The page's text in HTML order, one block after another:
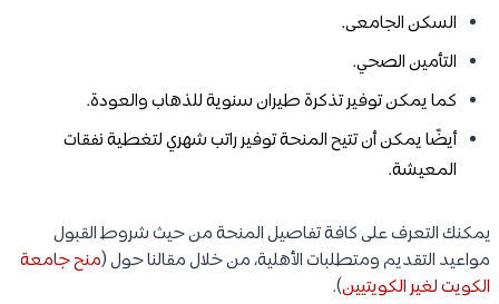
السكن الجامعى.
التأمين الصحي.
كما يمكن توفير تذكرة طيران سنوية للذهاب والعودة.
أيضًا يمكن أن تتيح المنحة توفير راتب شهري لتغطية نفقات
المعيشة.
يمكنك التعرف على كافة تفاصيل المنحة من حيث شروط القبول
مواعيد التقديم ومتطلبات الأهلية، من خلال مقالنا حول (منح جامعة
الكويت لغير الكويتيين).